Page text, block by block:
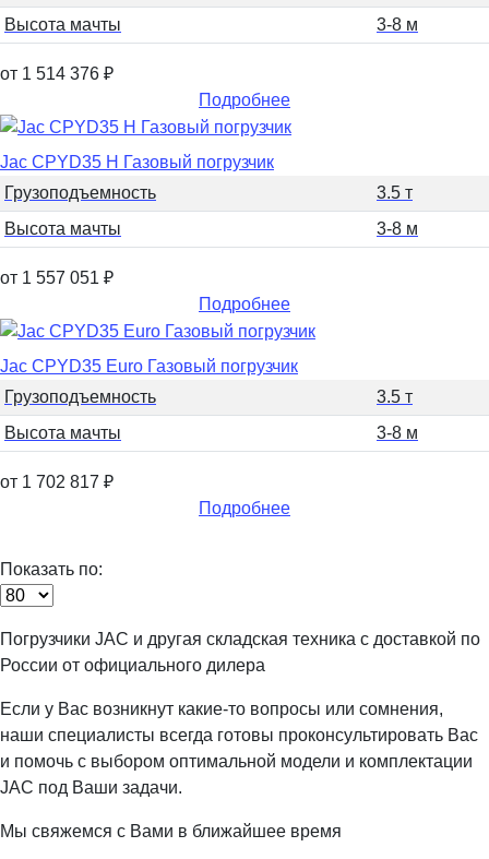
Высота мачты
3-8 м
от 1 514 376 ₽
Подробнее
Jac CPYD35 H Газовый погрузчик
Грузоподъемность
3.5 т
Высота мачты
3-8 м
от 1 557 051 ₽
Подробнее
Jac CPYD35 Euro Газовый погрузчик
Грузоподъемность
3.5 т
Высота мачты
3-8 м
от 1 702 817 ₽
Подробнее
Показать по:
Погрузчики JAC и другая складская техника с доставкой по
России от официального дилера
Если у Вас возникнут какие-то вопросы или сомнения,
наши специалисты всегда готовы проконсультировать Вас
и помочь с выбором оптимальной модели и комплектации
JAC под Ваши задачи.
Мы свяжемся с Вами в ближайшее время